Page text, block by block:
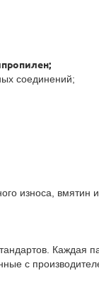
соединений;
износа, вмятин
Каждая
с